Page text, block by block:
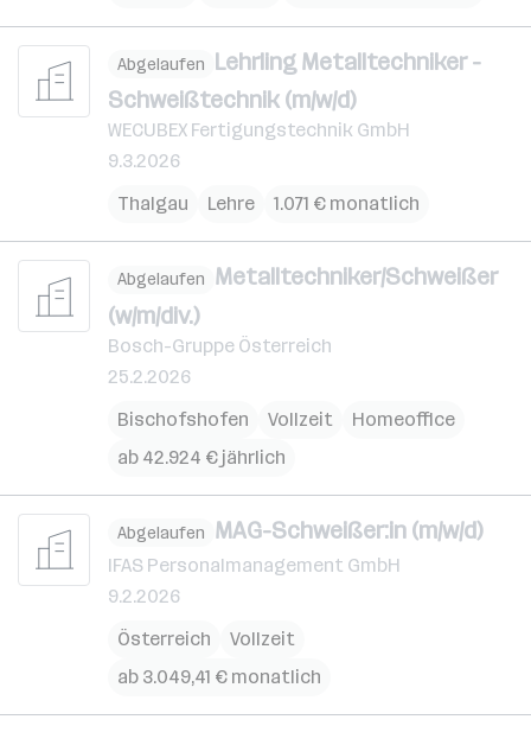
Abgelaufen Lehrling Metalltechniker -
Schweißtechnik (m/w/d)
WECUBEX Fertigungstechnik GmbH
9.3.2026
Thalgau
Lehre 1.071 € monatlich
Abgelaufen Metalltechniker/Schweißer
(w/m/div.)
Bosch-Gruppe Österreich
25.2.2026
Bischofshofen
Vollzeit
Homeoffice
ab 42.924 € jährlich
Abgelaufen MAG-Schweißer:in (m/w/d)
IFAS Personalmanagement GmbH
9.2.2026
Österreich
Vollzeit
ab 3.049,41 € monatlich